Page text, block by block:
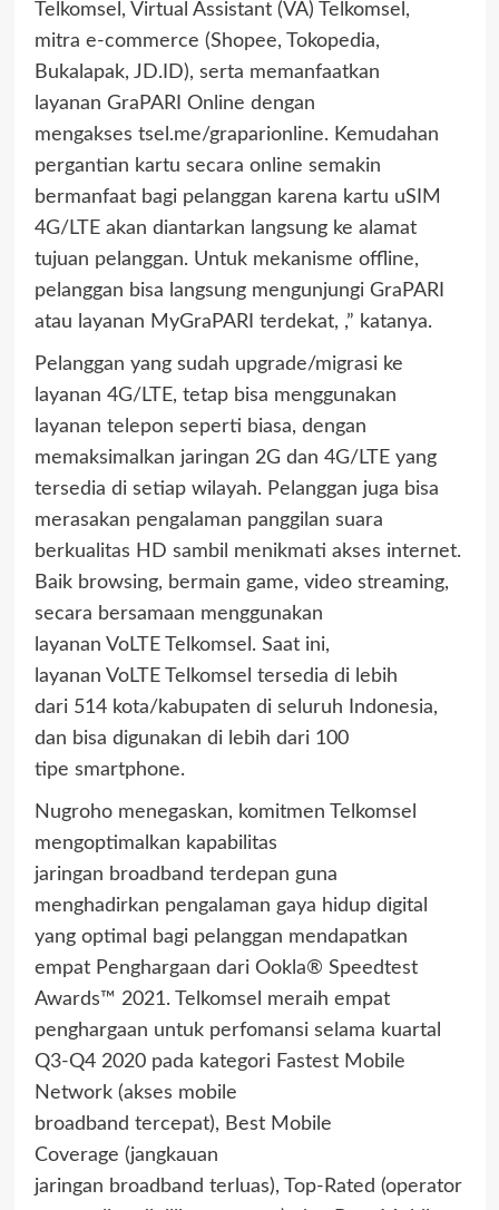
Telkomsel, Virtual Assistant (VA) Telkomsel,
mitra e-commerce (Shopee, Tokopedia,
Bukalapak, JD.ID), serta memanfaatkan
layanan GraPARI Online dengan
mengakses tsel.me/graparionline. Kemudahan
pergantian kartu secara online semakin
bermanfaat bagi pelanggan karena kartu uSIM
4G/LTE akan diantarkan langsung ke alamat
tujuan pelanggan. Untuk mekanisme offline,
pelanggan bisa langsung mengunjungi GraPARI
atau layanan MyGraPARI terdekat, ,” katanya.
Pelanggan yang sudah upgrade/migrasi ke
layanan 4G/LTE, tetap bisa menggunakan
layanan telepon seperti biasa, dengan
memaksimalkan jaringan 2G dan 4G/LTE yang
tersedia di setiap wilayah. Pelanggan juga bisa
merasakan pengalaman panggilan suara
berkualitas HD sambil menikmati akses internet.
Baik browsing, bermain game, video streaming,
secara bersamaan menggunakan
layanan VoLTE Telkomsel. Saat ini,
layanan VoLTE Telkomsel tersedia di lebih
dari 514 kota/kabupaten di seluruh Indonesia,
dan bisa digunakan di lebih dari 100
tipe smartphone.
Nugroho menegaskan, komitmen Telkomsel
mengoptimalkan kapabilitas
jaringan broadband terdepan guna
menghadirkan pengalaman gaya hidup digital
yang optimal bagi pelanggan mendapatkan
empat Penghargaan dari Ookla® Speedtest
Awards™ 2021. Telkomsel meraih empat
penghargaan untuk perfomansi selama kuartal
Q3-Q4 2020 pada kategori Fastest Mobile
Network (akses mobile
broadband tercepat), Best Mobile
Coverage (jangkauan
jaringan broadband terluas), Top-Rated (operator